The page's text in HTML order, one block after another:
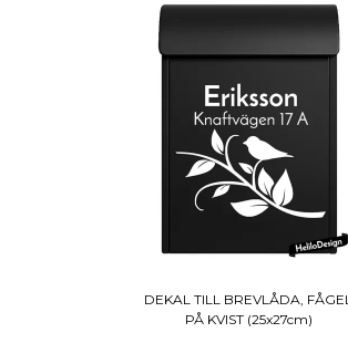
DEKAL TILL BREVLÅDA, FÅGEL
PÅ KVIST (25x27cm)